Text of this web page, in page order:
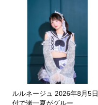
ルルネージュ 2026年8月5日
付で渚一夏がグルー...